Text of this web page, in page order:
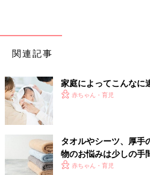
→詳しくはこちらから。たまひよメ
おたくマンガ家コマダム日記 第
※この記事は「たまひよONLINE」
す。
関連記事
家庭によってこんなに
赤ちゃん・育児
タオルやシーツ、厚手
物のお悩みは少しの手
る！赤ちゃん・育児